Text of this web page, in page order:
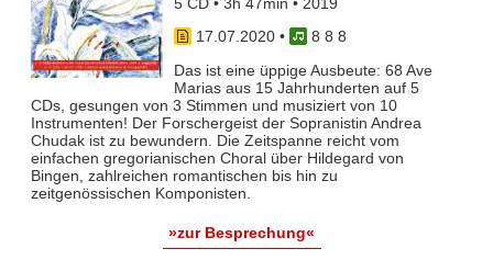
17.07.2020•
8 8 8
Das ist eine üppige Ausbeute: 68 Ave
Marias aus 15 Jahrhunderten auf 5
CDs, gesungen von 3 Stimmen und musiziert von 10
Instrumenten! Der Forschergeist der Sopranistin Andrea
Chudak ist zu bewundern. Die Zeitspanne reicht vom
einfachen gregorianischen Choral über Hildegard von
Bingen, zahlreichen romantischen bis hin zu
zeitgenössischen Komponisten.
»zur Besprechung«